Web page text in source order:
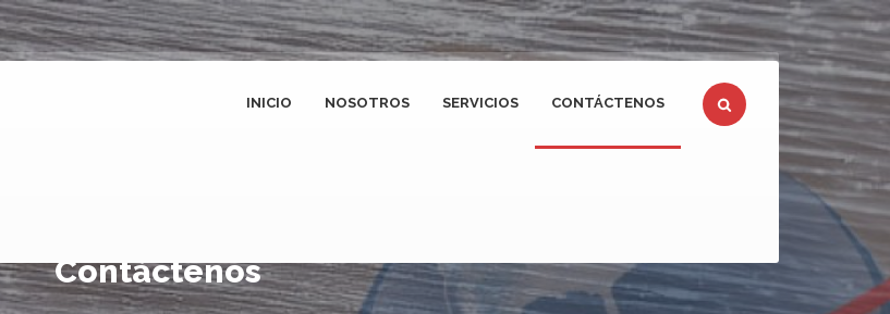
INICIO NOSOTROS SERVICIOS CONTÁCTENOS
Contáctenos